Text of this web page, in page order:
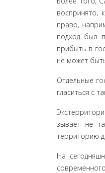
воспринято,
право,
подход был
прибыть в
не может
Отдельные
гласиться с
зывает не
территорию
На